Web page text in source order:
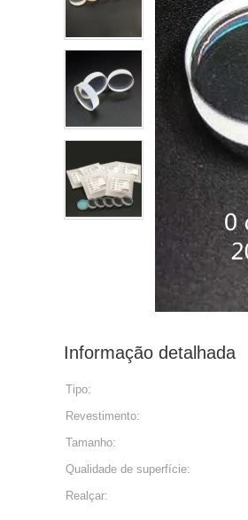
Informação detalhada
Tipo:
Revestimento:
Tamanho:
Qualidade de superfície:
Realçar: